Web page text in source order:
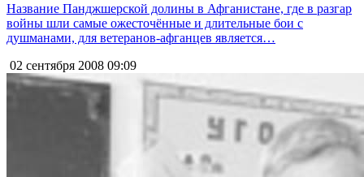
Название Панджшерской долины в Афганистане, где в разгар
войны шли самые ожесточённые и длительные бои с
душманами, для ветеранов-афганцев является…
02 сентября 2008 09:09